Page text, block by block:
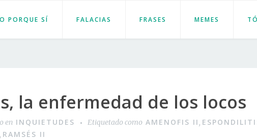
PORQUE SÍ FALACIAS FRASES MEMES
la enfermedad de los locos
en INQUIETUDES Etiquetado como AMENOFIS II,
, RAMSÉS II